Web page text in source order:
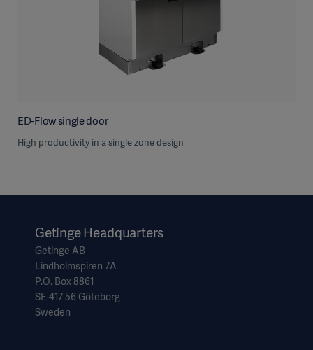
ED-Flow single door
High productivity in a single zone design
Getinge Headquarters
Getinge AB
Lindholmspiren 7A
P.O. Box 8861
SE-417 56 Göteborg
Sweden